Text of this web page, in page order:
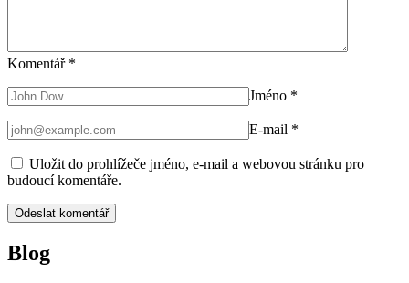
Komentář *
Jméno *
E-mail *
Uložit do prohlížeče jméno, e-mail a webovou stránku pro
budoucí komentáře.
Blog